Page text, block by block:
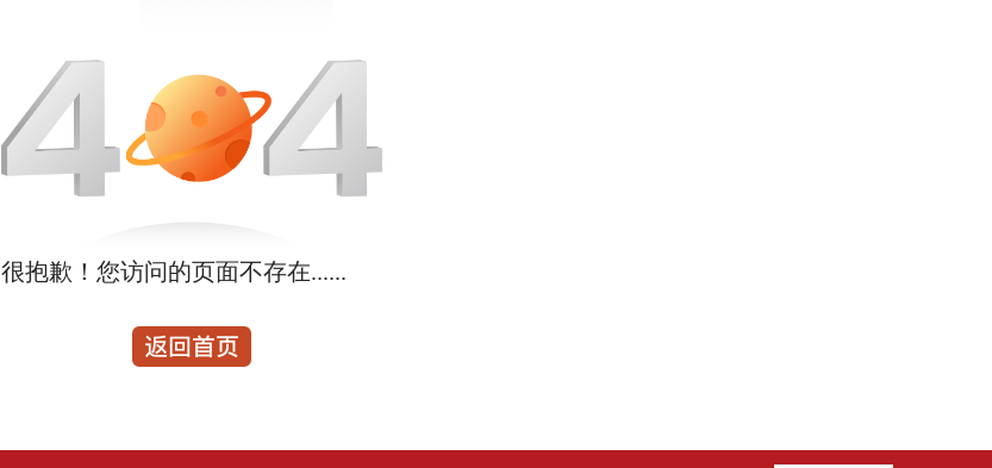
很抱歉！您访问的页面不存在......